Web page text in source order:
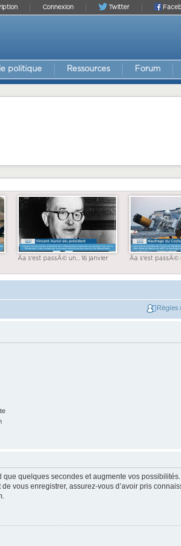
Twitter
Connexion
politique Ressources Forum
Ãa s'est passÃ© un... 16 janvier Ãa s'est passÃ©
Règles
quelques secondes et augmente vos
vous enregistrer, assurez-vous d’avoir pris